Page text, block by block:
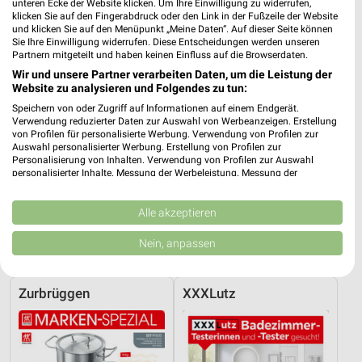
34,5 km
Gültig bis Fr. 14.08.
34,5 km
Büro Spezial
Gültig bis Fr. 14.08.
Zurbrüggen XXXLutz
unteren Ecke der Website klicken. Um Ihre Einwilligung zu widerrufen,
klicken Sie auf den Fingerabdruck oder den Link in der Fußzeile der Website
und klicken Sie auf den Menüpunkt „Meine Daten“. Auf dieser Seite können
Sie Ihre Einwilligung widerrufen. Diese Entscheidungen werden unseren
Partnern mitgeteilt und haben keinen Einfluss auf die Browserdaten.
Wir und unsere Partner verarbeiten Daten, um die Leistung der
Website zu analysieren und Folgendes zu tun:
Speichern von oder Zugriff auf Informationen auf einem Endgerät.
Verwendung reduzierter Daten zur Auswahl von Werbeanzeigen. Erstellung
von Profilen für personalisierte Werbung. Verwendung von Profilen zur
Auswahl personalisierter Werbung. Erstellung von Profilen zur
Personalisierung von Inhalten. Verwendung von Profilen zur Auswahl
personalisierter Inhalte. Messung der Werbeleistung. Messung der
Kombinationen von Daten aus verschiedenen Quellen. Entwicklung und
Verbesserung der Angebote. Verwendung reduzierter Daten zur Auswahl
von Inhalten.
Daten können außerhalb der Europäischen Union weitergegeben und in die
USA gesendet werden.
Website/App.
Partnerliste anzeigen (1 IAB-Anbieter)
Wir nutzen Ihre Daten für folgende Zwecke:
IAB-Verarbeitungszwecke:
Alle akzeptieren
Nein, anpassen